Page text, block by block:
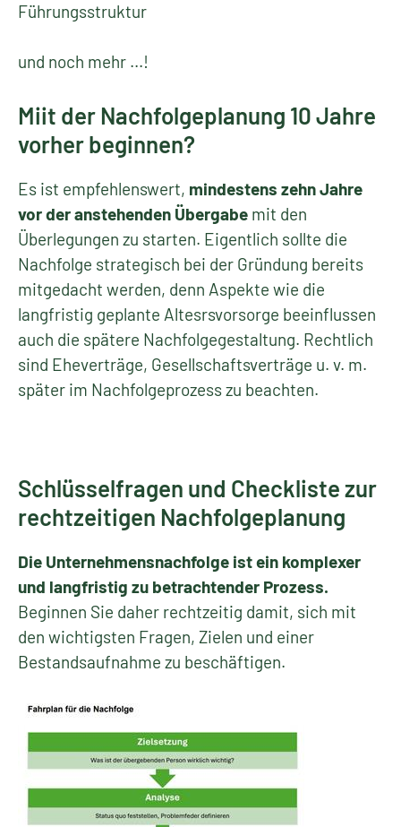
Führungsstruktur
und noch mehr ...!
Miit der Nachfolgeplanung 10 Jahre
vorher beginnen?
Es ist empfehlenswert, mindestens zehn Jahre
vor der anstehenden Übergabe mit den
Überlegungen zu starten. Eigentlich sollte die
Nachfolge strategisch bei der Gründung bereits
mitgedacht werden, denn Aspekte wie die
langfristig geplante Altesrsvorsorge beeinflussen
auch die spätere Nachfolgegestaltung. Rechtlich
sind Eheverträge, Gesellschaftsverträge u. v. m.
später im Nachfolgeprozess zu beachten.
Schlüsselfragen und Checkliste zur
rechtzeitigen Nachfolgeplanung
Die Unternehmensnachfolge ist ein komplexer
und langfristig zu betrachtender Prozess.
Beginnen Sie daher rechtzeitig damit, sich mit
den wichtigsten Fragen, Zielen und einer
Bestandsaufnahme zu beschäftigen.